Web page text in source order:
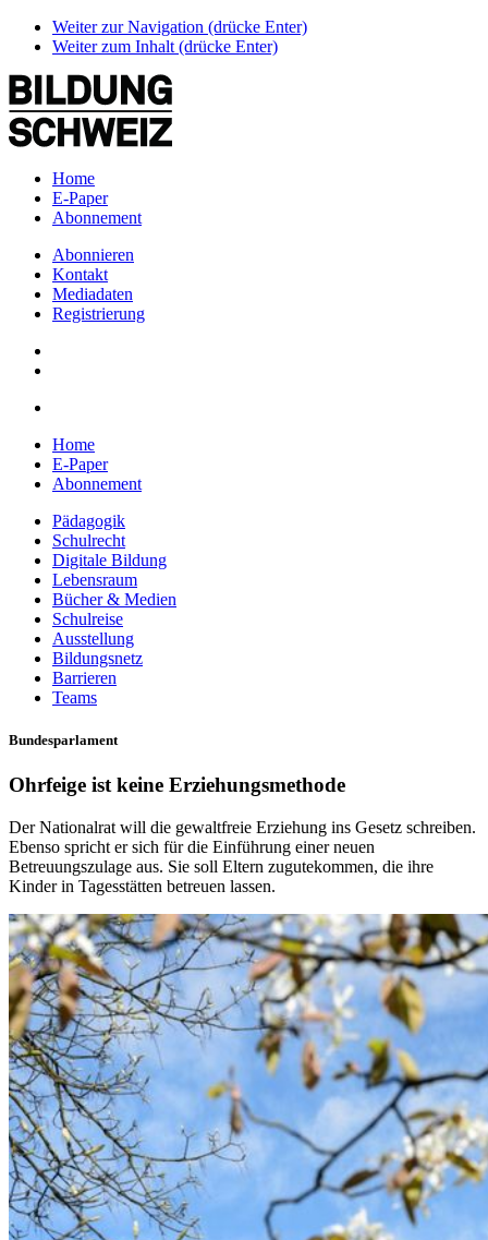
Weiter zur Navigation (drücke Enter)
Weiter zum Inhalt (drücke Enter)
Home
E-Paper
Abonnement
Abonnieren
Kontakt
Mediadaten
Registrierung
Home
E-Paper
Abonnement
Pädagogik
Schulrecht
Digitale Bildung
Lebensraum
Bücher & Medien
Schulreise
Ausstellung
Bildungsnetz
Barrieren
Teams
Bundesparlament
Ohrfeige ist keine Erziehungsmethode
Der Nationalrat will die gewaltfreie Erziehung ins Gesetz schreiben.
Ebenso spricht er sich für die Einführung einer neuen
Betreuungszulage aus. Sie soll Eltern zugutekommen, die ihre
Kinder in Tagesstätten betreuen lassen.